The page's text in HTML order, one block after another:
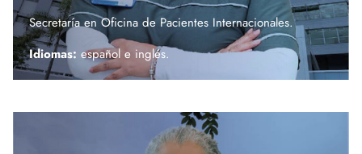
Secretaría en Oficina de Pacientes Internacionales.
Idiomas: español e inglés.